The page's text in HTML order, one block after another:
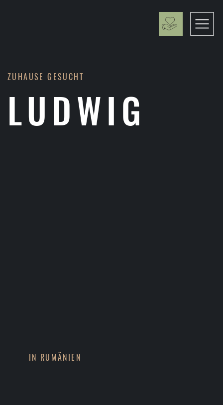
ZUHAUSE GESUCHT
LUDWIG
IN RUMÄNIEN